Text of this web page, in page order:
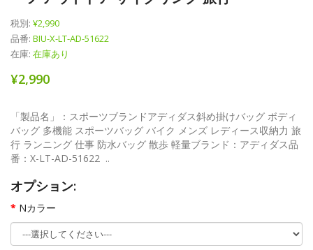
税別: ¥2,990
品番: BIU-X-LT-AD-51622
在庫: 在庫あり
¥2,990
「製品名」：スポーツブランドアディダス斜め掛けバッグ ボディ
バッグ 多機能 スポーツバッグ バイク メンズ レディース収納力 旅
行 ランニング 仕事 防水バッグ 散歩 軽量ブランド：アディダス品
番：X-LT-AD-51622 ..
オプション:
Nカラー